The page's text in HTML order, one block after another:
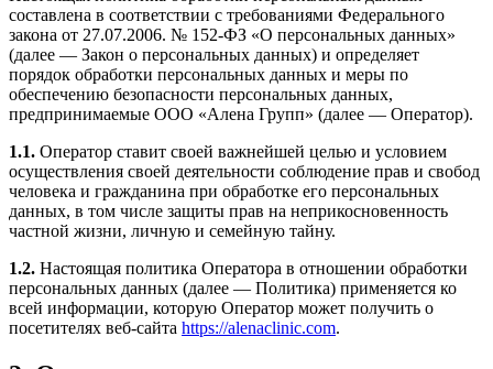
составлена в соответствии с требованиями Федерального
закона от 27.07.2006. № 152-ФЗ «О персональных данных»
(далее — Закон о персональных данных) и определяет
порядок обработки персональных данных и меры по
обеспечению безопасности персональных данных,
предпринимаемые ООО «Алена Групп» (далее — Оператор).
1.1. Оператор ставит своей важнейшей целью и условием
осуществления своей деятельности соблюдение прав и свобод
человека и гражданина при обработке его персональных
данных, в том числе защиты прав на неприкосновенность
частной жизни, личную и семейную тайну.
1.2. Настоящая политика Оператора в отношении обработки
персональных данных (далее — Политика) применяется ко
всей информации, которую Оператор может получить о
посетителях веб-сайта https://alenaclinic.com.